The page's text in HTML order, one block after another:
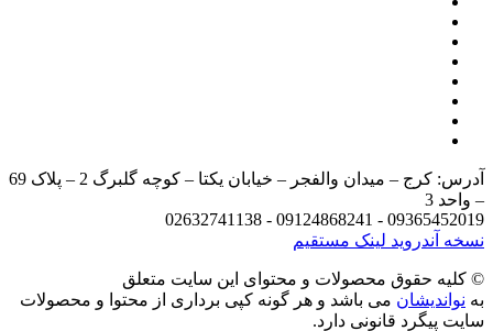
آدرس: کرج – میدان والفجر – خیابان یکتا – کوچه گلبرگ 2 – پلاک 69
3
09365452019 - 09124868241 -
آندرویدلینک مستقیم
حقوق محصولات و محتوای اين سایت متعلق
می باشد و هر گونه کپی برداری از محتوا و محصولات
پیگرد قانونی دارد.